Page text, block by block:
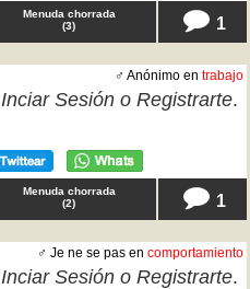
Menuda chorrada
(3) 1
♂ Anónimo en trabajo
Inciar Sesión o Registrarte.
Menuda chorrada
(2) 1
♂ Je ne se pas en comportamiento
Inciar Sesión o Registrarte.